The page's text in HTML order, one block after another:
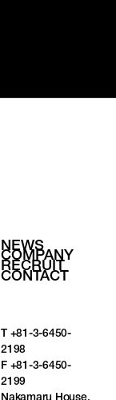
NEWS
COMPANY
RECRUIT
CONTACT
T +81-3-6450-
2198
F +81-3-6450-
2199